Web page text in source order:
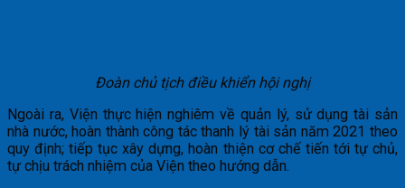
Đoàn chủ tịch điều khiển hội nghị
Ngoài ra, Viện thực hiện nghiêm về quản lý, sử dụng tài sản
nhà nước, hoàn thành công tác thanh lý tài sản năm 2021 theo
quy định; tiếp tục xây dựng, hoàn thiện cơ chế tiến tới tự chủ,
tự chịu trách nhiệm của Viện theo hướng dẫn.